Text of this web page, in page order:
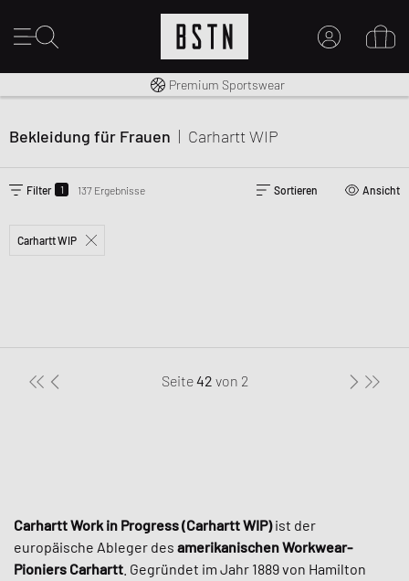
EINEN ACCOUNT ERSTELLEN
Kostenloser Versand nach DE ab € 70
Premium Sportswear
Bekleidung für Frauen | Carhartt WIP
Filter 1 137 Ergebnisse Sortieren Ansicht
Carhartt WIP
Seite42 von 2
Carhartt Work in Progress (Carhartt WIP)ist der
europäische Ableger des amerikanischen Workwear-
Pioniers Carhartt . Gegründet im Jahr 1889 von Hamilton